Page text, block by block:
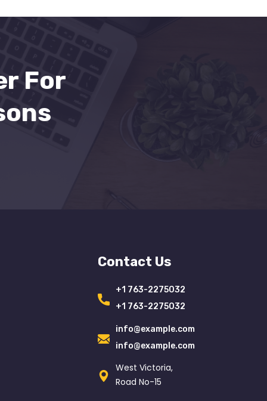
For
Contact Us
+1 763-2275032
+1 763-2275032
info@example.com
info@example.com
West Victoria,
Road No-15